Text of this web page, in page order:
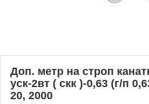
Доп. метр на строп
уск-2вт ( скк )-0,63 (г/п
20, 2000